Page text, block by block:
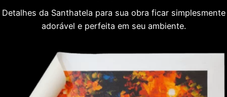
Detalhes da Santhatela para sua obra ficar simplesmente
adorável e perfeita em seu ambiente.